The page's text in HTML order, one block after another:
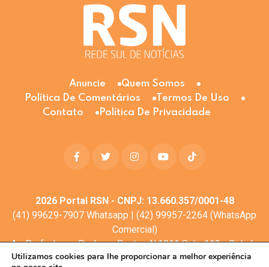
Anuncie
Quem Somos
Política De Comentários
Termos De Uso
Contato
Política De Privacidade
2026Portal RSN - CNPJ: 13.660.357/0001-48
(41) 99629-7907 Whatsapp | (42) 99957-2264 (WhatsApp
Comercial)
Av. Profa. Laura Pacheco Bastos N:1011 Sala: 112 - Cidade
dos Lagos, Guarapuava - PR, 85053-525
Utilizamos cookies para lhe proporcionar a melhor experiência